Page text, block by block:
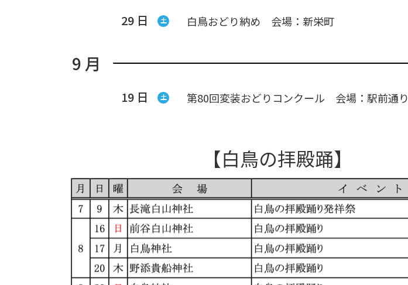
29 日 土 白鳥おどり納め 会場：新栄町
9 月
19 日 土 第80回変装おどりコンクール 会場：駅前通り
【白鳥の拝殿踊】